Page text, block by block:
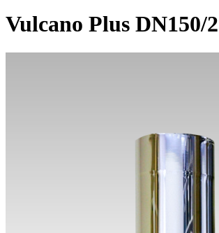
Vulcano Plus DN150/